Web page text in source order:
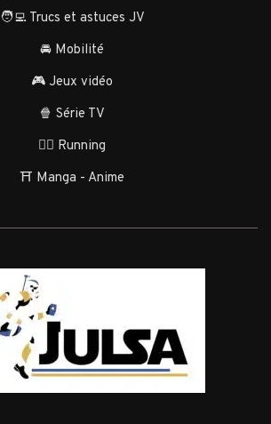
🧑‍💻 Trucs et astuces JV
🚘 Mobilité
🎮 Jeux vidéo
🍿 Série TV
🏃‍♂️ Running
⛩️ Manga - Anime